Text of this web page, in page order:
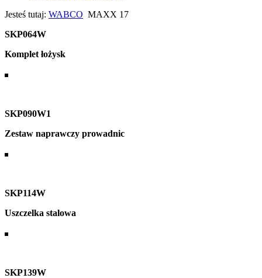
Jesteś tutaj: WABCO MAXX 17
SKP064W
Komplet łożysk
SKP090W1
Zestaw naprawczy prowadnic
SKP114W
Uszczelka stalowa
SKP139W